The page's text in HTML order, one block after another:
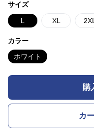
サイズ
L XL 2XL
カラー
ホワイト
購
カ